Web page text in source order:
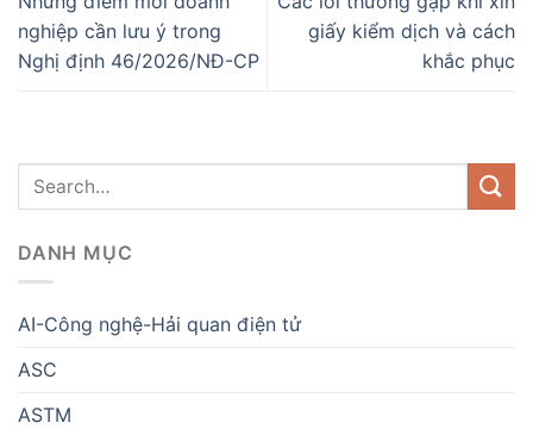
nghiệp cần lưu ý trong
Nghị định 46/2026/NĐ-CP
giấy kiểm dịch và cách
khắc phục
DANH MỤC
AI-Công nghệ-Hải quan điện tử
ASC
ASTM